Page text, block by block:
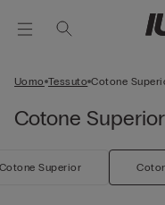
Uomo Tessuto Cotone
Cotone
Superior